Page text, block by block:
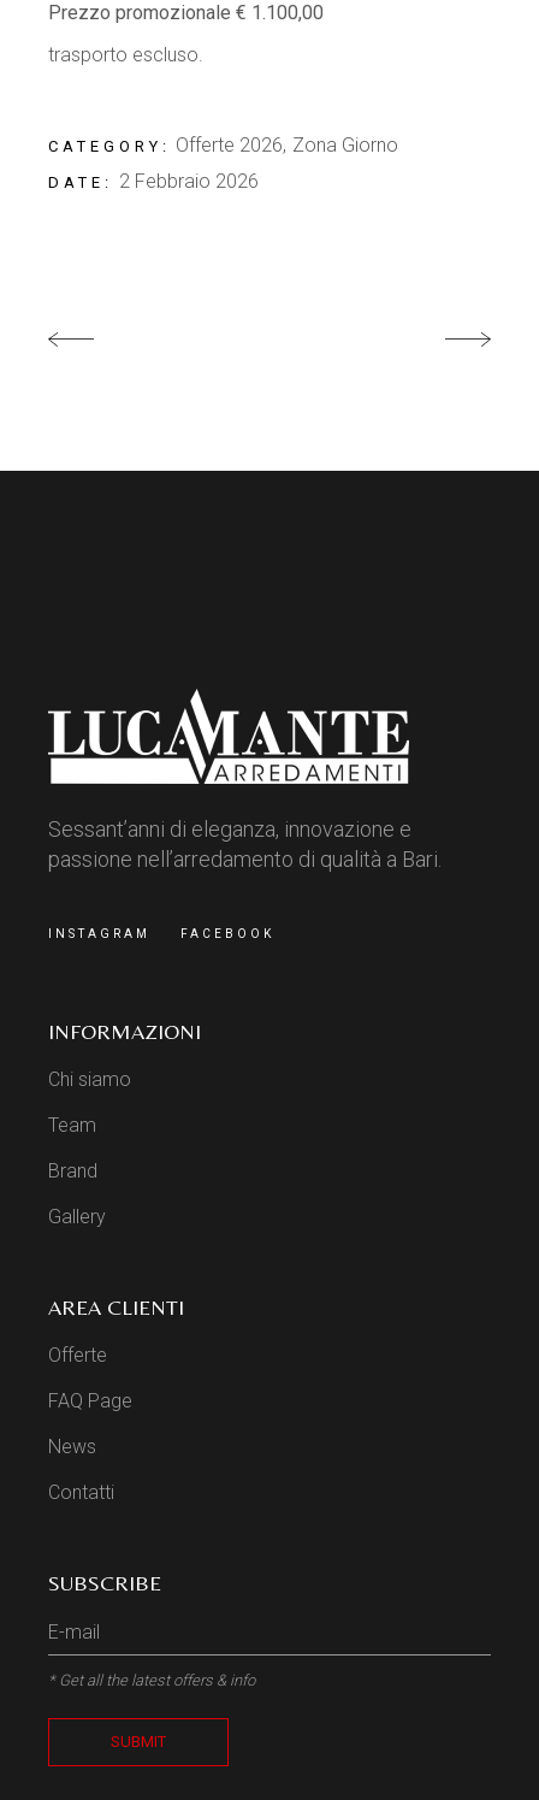
Prezzo promozionale € 1.100,00
trasporto escluso.
CATEGORY: Offerte 2026 Zona Giorno
DATE: 2 Febbraio 2026
Sessant’anni di eleganza, innovazione e
passione nell’arredamento di qualità a Bari.
INSTAGRAM FACEBOOK
INFORMAZIONI
Chi siamo
Team
Brand
Gallery
AREA CLIENTI
Offerte
FAQ Page
News
Contatti
SUBSCRIBE
* Get all the latest offers & info
SUBMIT